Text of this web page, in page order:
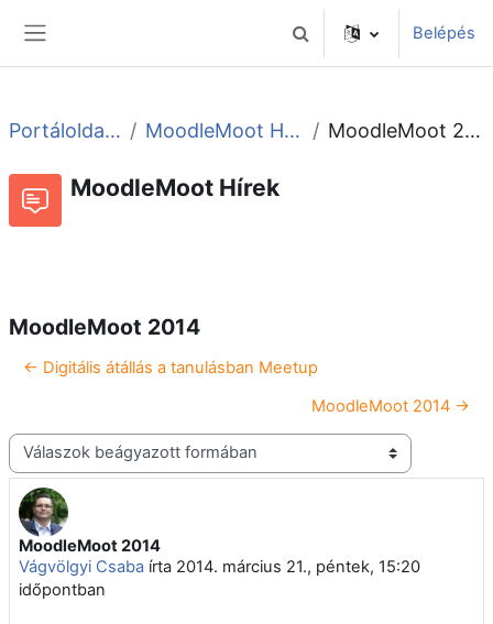
Keresési bemeneti adatok
Belépés
Portáloldalak MoodleMoot Hírek MoodleMoot 2014
MoodleMoot Hírek
MoodleMoot 2014
← Digitális átállás a tanulásban Meetup
MoodleMoot 2014 →
Megjelenítési mód
MoodleMoot 2014
Vágvölgyi Csaba írta 2014. március 21., péntek, 15:20
időpontban
Válaszok szám: 0